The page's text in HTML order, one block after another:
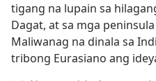
tigang na lupain sa
Dagat, at sa mga
Maliwanag na dinala sa
tribong Eurasiano ang